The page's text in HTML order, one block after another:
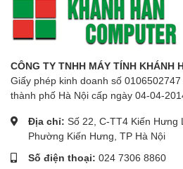
CÔNG TY TNHH MÁY TÍNH KHÁNH
Giấy phép kinh doanh số
thành phố Hà Nội cấp ngày 04-04-
Địa chỉ: Số 22, C-TT4 Kiến Hưng
Phường Kiến Hưng, TP Hà Nội
Số điện thoại: 024 7306 8860